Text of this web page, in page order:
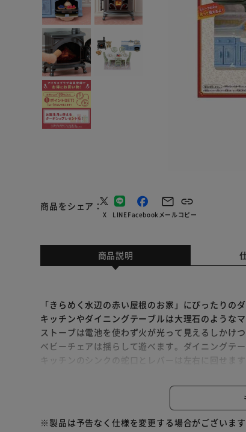
商品をシェア
X LINEFacebookメールコピー
商品説明
「きらめく水辺の赤い屋根のお家」にぴったりの
キッチンやダイニングテーブルは大理石のような
ストーブは電池を使わず火が光って見えるしかけ
ベビーチェアは揺らして遊べます。ダイニングテ
キッチンのシンクの蛇口とレバーは左右に回せま
別売りの「きらめく水辺の赤い屋根のお家」「ビ
※製品は予告なく仕様を変更する場合がございます